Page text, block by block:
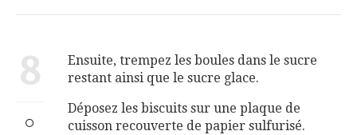
8
Ensuite, trempez les boules dans le sucre
restant ainsi que le sucre glace.
Déposez les biscuits sur une plaque de
cuisson recouverte de papier sulfurisé.